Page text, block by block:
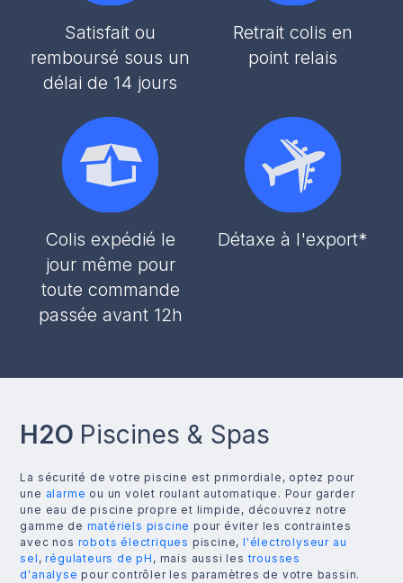
Satisfait ou
remboursé sous un
délai de 14 jours
Retrait colis en
point relais
Colis expédié le
jour même pour
toute commande
passée avant 12h
Détaxe à l'export*
H2O Piscines & Spas
La sécurité de votre piscine est primordiale, optez pour
une alarme ou un volet roulant automatique. Pour garder
une eau de piscine propre et limpide, découvrez notre
gamme de matériels piscine pour éviter les contraintes
avec nos robots électriques piscine, l'électrolyseur au
sel ,régulateurs de pH , mais aussi lestrousses
d'analyse pour contrôler les paramètres de votre bassin.